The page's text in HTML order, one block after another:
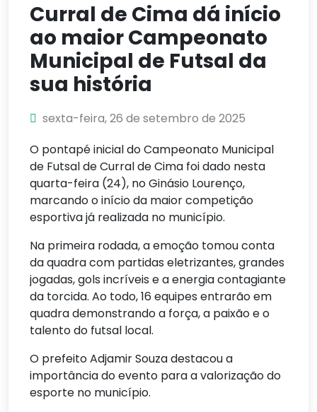
Curral de Cima dá início
ao maior Campeonato
Municipal de Futsal da
sua história
sexta-feira, 26 de setembro de 2025
O pontapé inicial do Campeonato Municipal
de Futsal de Curral de Cima foi dado nesta
quarta-feira (24), no Ginásio Lourenço,
marcando o início da maior competição
esportiva já realizada no município.
Na primeira rodada, a emoção tomou conta
da quadra com partidas eletrizantes, grandes
jogadas, gols incríveis e a energia contagiante
da torcida. Ao todo, 16 equipes entrarão em
quadra demonstrando a força, a paixão e o
talento do futsal local.
O prefeito Adjamir Souza destacou a
importância do evento para a valorização do
esporte no município.